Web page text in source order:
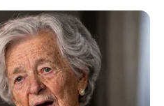
du Jour